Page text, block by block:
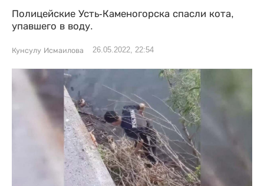
Полицейские Усть-Каменогорска спасли кота,
упавшего в воду.
Кунсулу Исмаилова 26.05.2022, 22:54